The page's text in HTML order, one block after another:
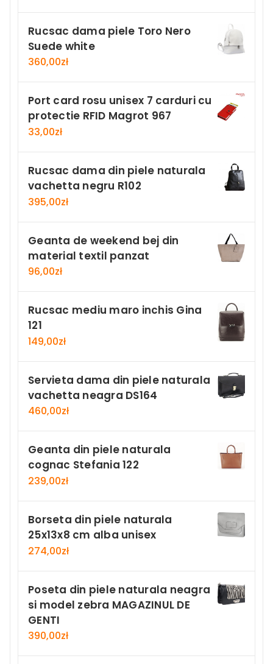
Rucsac dama piele Toro Nero
Suede white
360,00zł
Port card rosu unisex 7 carduri cu
protectie RFID Magrot 967
33,00zł
Rucsac dama din piele naturala
vachetta negru R102
395,00zł
Geanta de weekend bej din
material textil panzat
96,00zł
Rucsac mediu maro inchis Gina
121
149,00zł
Servieta dama din piele naturala
vachetta neagra DS164
460,00zł
Geanta din piele naturala
cognac Stefania 122
239,00zł
Borseta din piele naturala
25x13x8 cm alba unisex
274,00zł
Poseta din piele naturala neagra
si model zebra MAGAZINUL DE
GENTI
390,00zł